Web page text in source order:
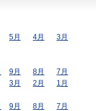
5月 4月
3月
9月 8月
7月
3月 2月
1月
9月 8月 7月